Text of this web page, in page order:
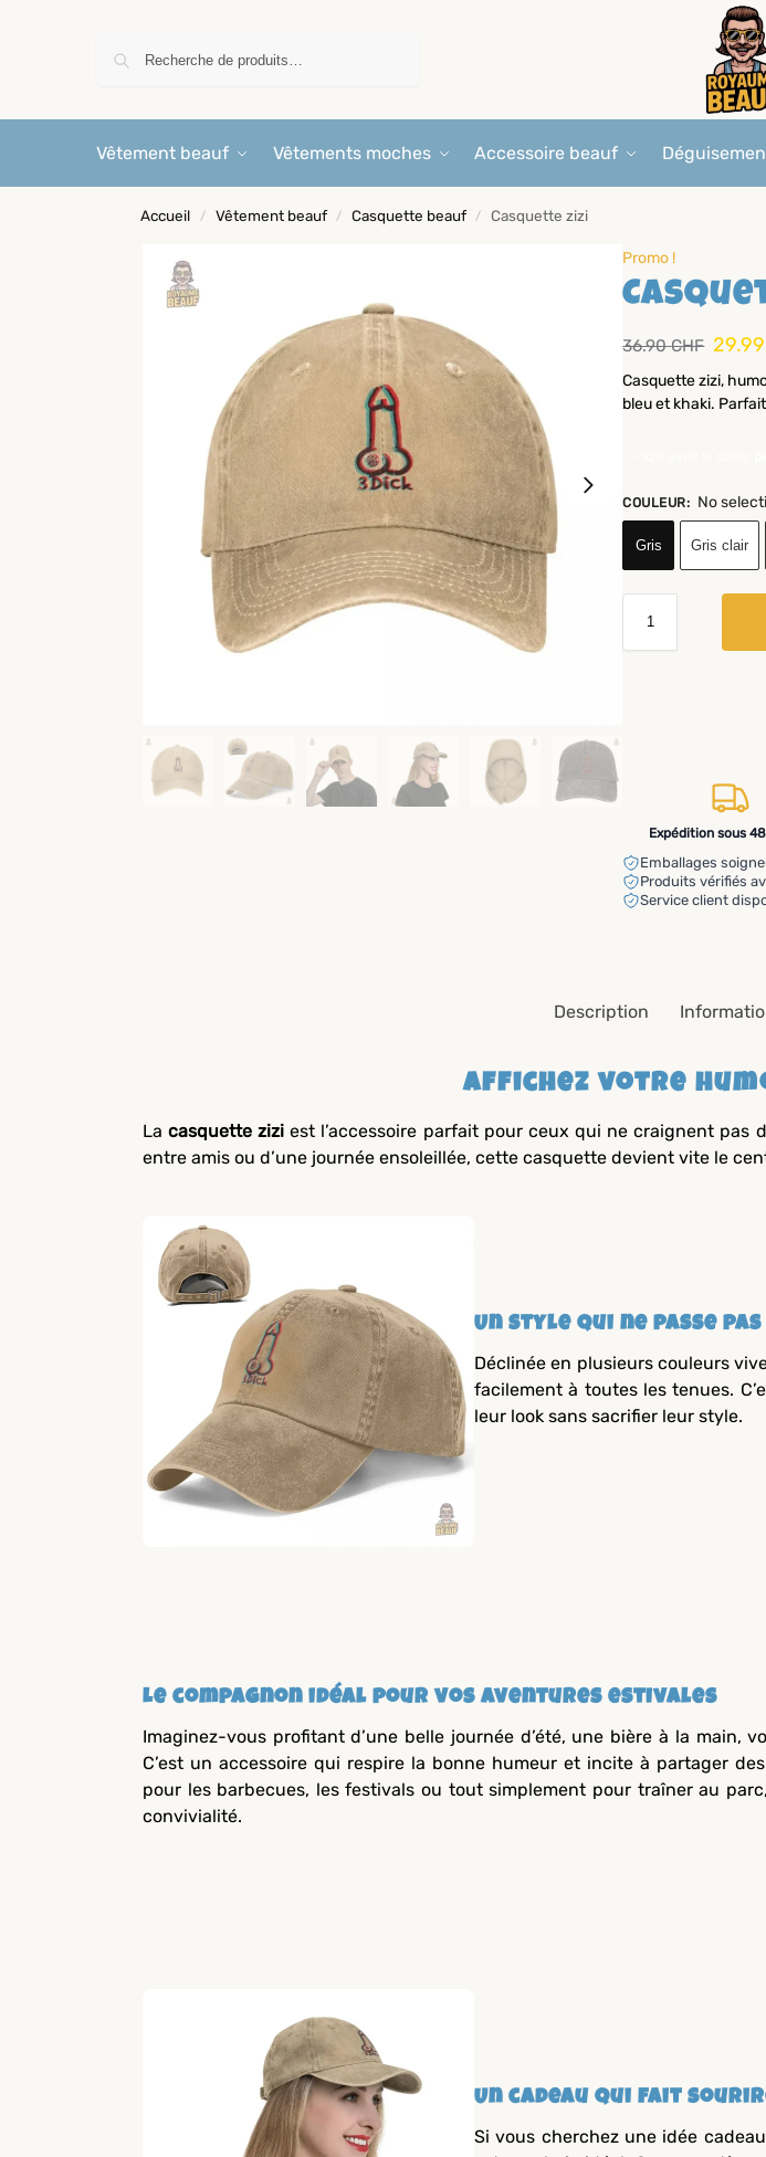
Vêtement beauf Vêtements moches Accessoire beauf
Accueil / Vêtement beauf / Casquette beauf / Casquette zizi
Promo !
36.90CHF 29.99
Casquette zizi,
bleu et khaki.
COULEUR: No
Gris Gris clair
Expédition sous
Emballages
Produits vérifiés
Service client
Description
Affichez votre
Lacasquette zizi est l’accessoire parfait pour ceux qui ne craignent pas
entre amis ou d’une journée ensoleillée, cette casquette devient vite le
Un style qui ne passe
Déclinée en plusieurs couleurs
facilement à toutes les tenues.
leur look sans sacrifier leur style.
Le compagnon idéal pour vos aventures estivales
Imaginez-vous profitant d’une belle journée d’été, une bière à la main,
C’est un accessoire qui respire la bonne humeur et incite à partager
pour les barbecues, les festivals ou tout simplement pour traîner au
convivialité.
Un cadeau qui fait
Si vous cherchez une idée